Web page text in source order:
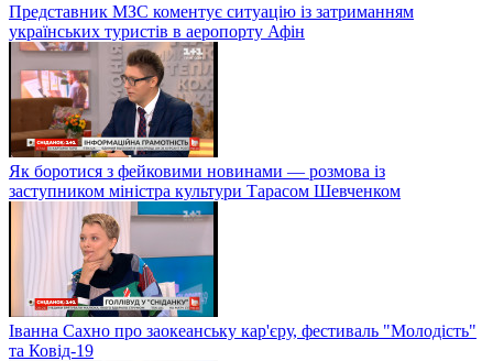
Представник МЗС коментує ситуацію із затриманням
українських туристів в аеропорту Афін
Як боротися з фейковими новинами — розмова із
заступником міністра культури Тарасом Шевченком
Іванна Сахно про заокеанську кар'єру, фестиваль "Молодість"
та Ковід-19